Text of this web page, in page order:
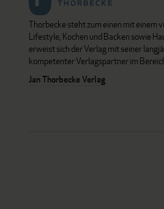
Thorbecke steht zum einen mit
Lifestyle, Kochen und Backen sowie
erweist sich der Verlag mit seiner
kompetenter Verlagspartner im
Jan Thorbecke Verlag